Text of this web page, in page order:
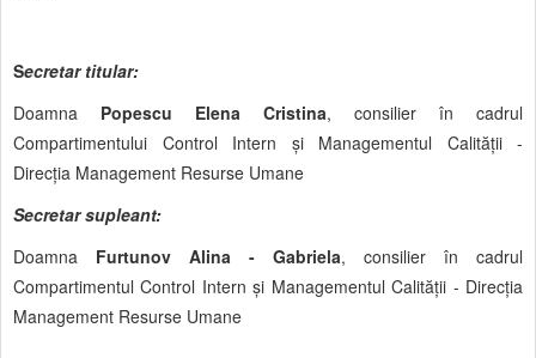
Secretar titular:
Doamna Popescu Elena Cristina, consilier în cadrul
Compartimentului Control Intern și Managementul Calității -
Direcția Management Resurse Umane
Secretar supleant:
Doamna Furtunov Alina - Gabriela, consilier în cadrul
Compartimentul Control Intern și Managementul Calității - Direcția
Management Resurse Umane